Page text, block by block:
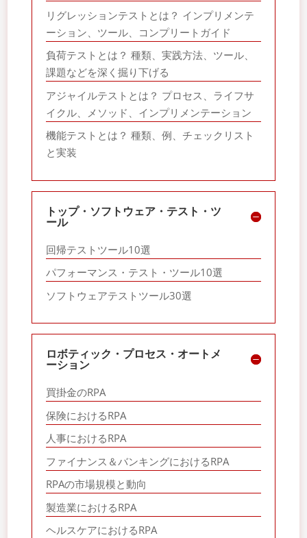
リグレッションテストとは？ インプリメンテ
ーション、ツール、コンプリートガイド
負荷テストとは？ 種類、実践方法、ツール、
課題などを深く掘り下げる
アジャイルテストとは？ プロセス、ライフサ
イクル、メソッド、インプリメンテーション
機能テストとは？ 種類、例、チェックリスト
と実装
トップ・ソフトウェア・テスト・ツ
ール
回帰テストツール10選
パフォーマンス・テスト・ツール10選
ソフトウェアテストツール30選
ロボティック・プロセス・オートメ
ーション
買掛金のRPA
保険におけるRPA
人事におけるRPA
ファイナンス＆バンキングにおけるRPA
RPAの市場規模と動向
製造業におけるRPA
ヘルスケアにおけるRPA